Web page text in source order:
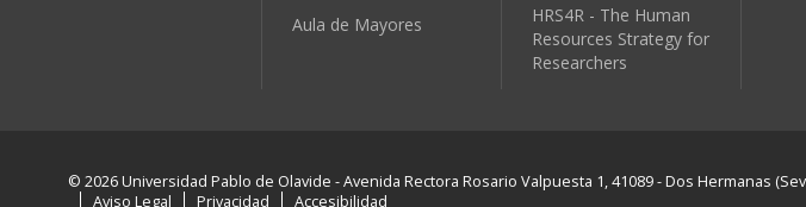
Aula de Mayores
HRS4R - The Human
Resources Strategy for
Researchers
© 2026 Universidad Pablo de Olavide - Avenida Rectora Rosario Valpuesta 1, 41089 - Dos Hermanas
Aviso Legal
Privacidad Accesibilidad